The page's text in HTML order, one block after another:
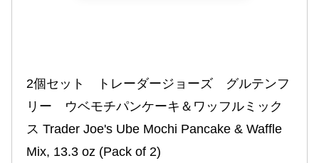
2個セット　トレーダージョーズ　グルテンフ
リー　ウベモチパンケーキ＆ワッフルミック
ス Trader Joe's Ube Mochi Pancake & Waffle
Mix, 13.3 oz (Pack of 2)